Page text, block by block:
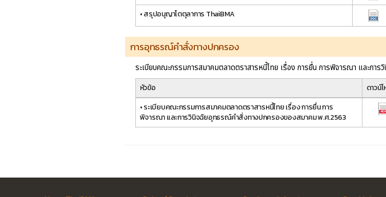
• สรุปอนุญาโตตุลาการ ThaiBMA
การอุทธรณ์คำสั่งทางปกครอง
ระเบียบคณะกรรมการสมาคมตลาดตราสารหนี้ไทย เรื่อง การยื่น การพิจารณา และก
หัวข้อ
ดาวน์
• ระเบียบคณะกรรมการสมาคมตลาดตราสารหนี้ไทย เรื่อง การยื่น การ
พิจารณา และการวินิจฉัยอุทธรณ์คำสั่งทางปกครองของสมาคม พ.ศ.2563